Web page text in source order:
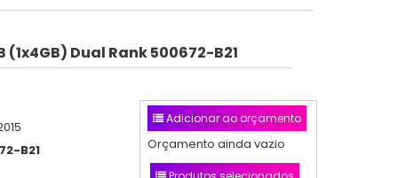
(1x4GB) Dual Rank 500672-B21
B21
Adicionar ao orçamento
Orçamento ainda vazio